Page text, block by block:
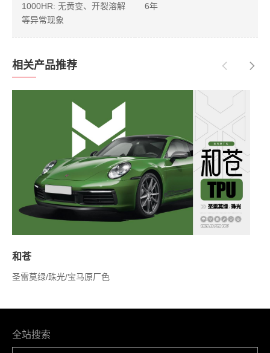
1000HR: 无黄变、开裂溶解
等异常现象
6年
相关产品推荐
和苍
圣雷莫绿/珠光/宝马原厂色
全站搜索